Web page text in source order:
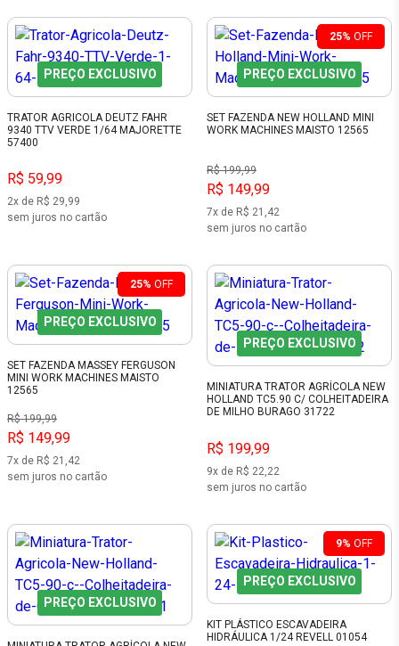
PREÇO EXCLUSIVO
TRATOR AGRICOLA DEUTZ FAHR
9340 TTV VERDE 1/64 MAJORETTE
57400
R$ 59,99
2x de R$ 29,99
sem juros no cartão
25% OFF
PREÇO EXCLUSIVO
SET FAZENDA NEW HOLLAND MINI
WORK MACHINES MAISTO 12565
R$ 199,99
R$ 149,99
7x de R$ 21,42
sem juros no cartão
25% OFF
PREÇO EXCLUSIVO
SET FAZENDA MASSEY FERGUSON
MINI WORK MACHINES MAISTO
12565
R$ 199,99
R$ 149,99
7x de R$ 21,42
sem juros no cartão
PREÇO EXCLUSIVO
MINIATURA TRATOR AGRÍCOLA NEW
HOLLAND TC5.90 C/ COLHEITADEIRA
DE MILHO BURAGO 31722
R$ 199,99
9x de R$ 22,22
sem juros no cartão
PREÇO EXCLUSIVO
9% OFF
PREÇO EXCLUSIVO
KIT PLÁSTICO ESCAVADEIRA
HIDRÁULICA 1/24 REVELL 01054